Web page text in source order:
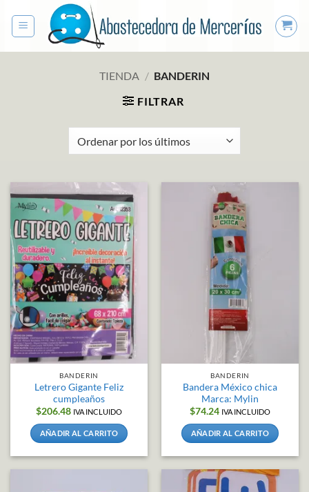
TIENDA / BANDERIN
FILTRAR
BANDERIN
Letrero Gigante Feliz
cumpleaños
$206.48 IVA INCLUIDO
AÑADIR AL CARRITO
BANDERIN
Bandera México chica
Marca: Mylin
$74.24 IVA INCLUIDO
AÑADIR AL CARRITO